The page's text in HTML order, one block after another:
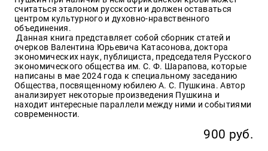
считаться эталоном русскости и должен оставаться
центром культурного и духовно-нравственного
объединения.
Данная книга представляет собой сборник статей и
очерков Валентина Юрьевича Катасонова, доктора
экономических наук, публициста, председателя Русского
экономического общества им. С. Ф. Шарапова, которые
написаны в мае 2024 года к специальному заседанию
Общества, посвященному юбилею А. С. Пушкина. Автор
анализирует некоторые произведения Пушкина и
находит интересные параллели между ними и событиями
современности.
900 руб.
pochta@den-
magazin.ru